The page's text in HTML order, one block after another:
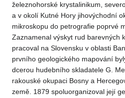
železnohorské krystalinikum,
a v okolí Kutné Hory jihovýchodní
mikroskopu do petrografie poprvé
Zaznamenal výskyt rud barevných
pracoval na Slovensku v oblasti
prvního geologického mapování
dcerou hudebního skladatele G.
rakouské okupaci Bosny a
země. 1879 spoluorganizoval její